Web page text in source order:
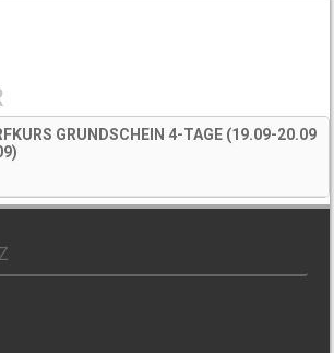
GRUNDSCHEIN 4-TAGE (19.09-20.09